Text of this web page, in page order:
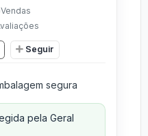
Vendas
Seguir
segura
pela Geral